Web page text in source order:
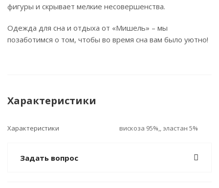
фигуры и скрывает мелкие несовершенства.
Одежда для сна и отдыха от «Мишель» – мы
позаботимся о том, чтобы во время сна вам было уютно!
Характеристики
Характеристики вискоза 95%,, эластан 5%
Задать вопрос